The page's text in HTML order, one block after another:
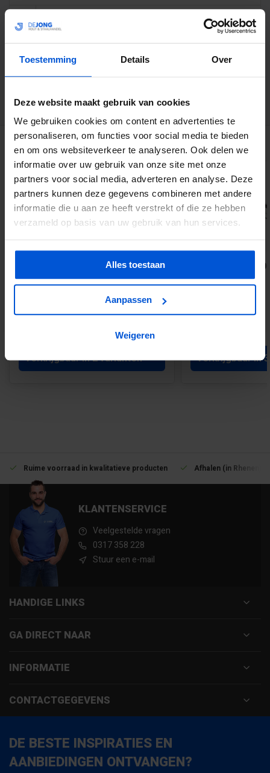
Toestemming Details Over
Deze website maakt gebruik van cookies
We gebruiken cookies om content en advertenties te
personaliseren, om functies voor social media te bieden
en om ons websiteverkeer te analyseren. Ook delen we
informatie over uw gebruik van onze site met onze
partners voor social media, adverteren en analyse. Deze
partners kunnen deze gegevens combineren met andere
informatie die u aan ze heeft verstrekt of die ze hebben
verzameld op basis van uw gebruik van hun services.
Alles toestaan
Aanpassen
Weigeren
0317 358 228
GERELATEERDE PRODUCTEN
EPDM stadsuitloop vierkant 60 x 80
mm
Verkrijgbaar in 2 varianten
Zink HWA buis Ø
Verkrijgbaar in
Ruime voorraad in kwalitatieve producten Afhalen (in Rhenen)
KLANTENSERVICE
Veelgestelde vragen
0317 358 228
Stuur een e-mail
HANDIGE LINKS
GA DIRECT NAAR
INFORMATIE
CONTACTGEGEVENS
DE BESTE INSPIRATIES EN
AANBIEDINGEN ONTVANGEN?